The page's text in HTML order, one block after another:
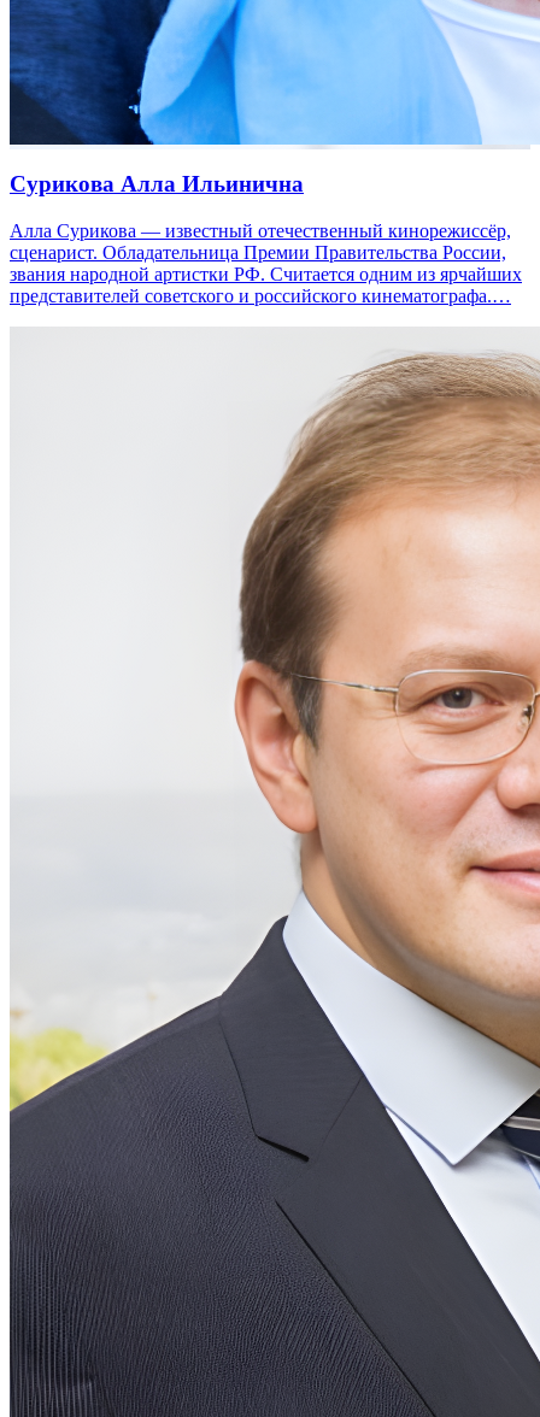
Сурикова Алла Ильинична
Алла Сурикова — известный отечественный кинорежиссёр,
сценарист. Обладательница Премии Правительства России,
звания народной артистки РФ. Считается одним из ярчайших
представителей советского и российского кинематографа.…